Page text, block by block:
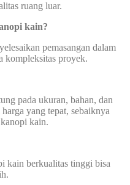
ruang luar.
kain?
pemasangan dalam
kompleksitas proyek.
pada ukuran, bahan, dan
yang tepat, sebaiknya
kain.
kain berkualitas tinggi bisa